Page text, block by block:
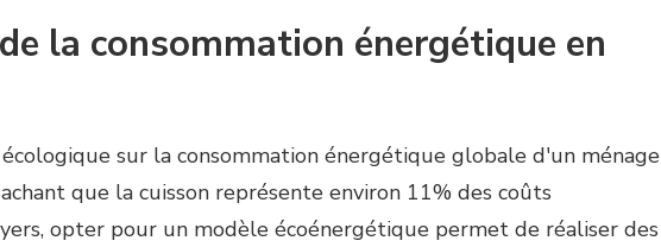
la consommation énergétique en
sur la consommation énergétique globale d'un ménage
que la cuisson représente environ 11% des coûts
opter pour un modèle écoénergétique permet de réaliser des